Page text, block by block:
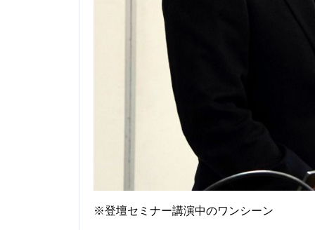
※登壇セミナー講演中のワンシーン